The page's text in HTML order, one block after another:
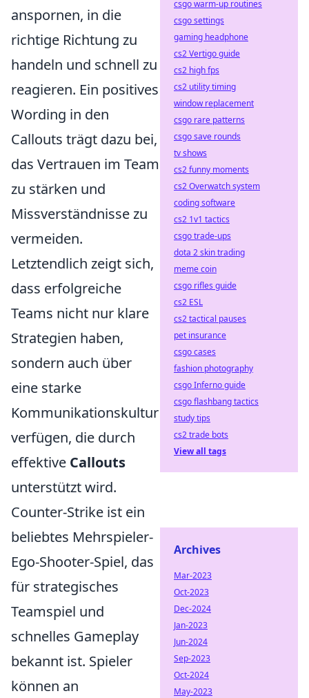
anspornen, in die
richtige Richtung zu
handeln und schnell zu
reagieren. Ein positives
Wording in den
Callouts trägt dazu bei,
das Vertrauen im Team
zu stärken und
Missverständnisse zu
vermeiden.
Letztendlich zeigt sich,
dass erfolgreiche
Teams nicht nur klare
Strategien haben,
sondern auch über
eine starke
Kommunikationskultur
verfügen, die durch
effektive Callouts
unterstützt wird.
Counter-Strike ist ein
beliebtes Mehrspieler-
Ego-Shooter-Spiel, das
für strategisches
Teamspiel und
schnelles Gameplay
bekannt ist. Spieler
können an
csgo warm-up routines
csgo settings
gaming headphone
cs2 Vertigo guide
cs2 high fps
cs2 utility timing
window replacement
csgo rare patterns
csgo save rounds
tv shows
cs2 funny moments
cs2 Overwatch system
coding software
cs2 1v1 tactics
csgo trade-ups
dota 2 skin trading
meme coin
csgo rifles guide
cs2 ESL
cs2 tactical pauses
pet insurance
csgo cases
fashion photography
csgo Inferno guide
csgo flashbang tactics
study tips
cs2 trade bots
View all tags
Archives
Mar-2023
Oct-2023
Dec-2024
Jan-2023
Jun-2024
Sep-2023
Oct-2024
May-2023